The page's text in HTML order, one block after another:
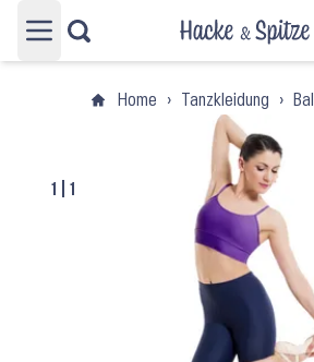
Hauptmenü öffnen
Home › Tanzkleidung ›
1 1